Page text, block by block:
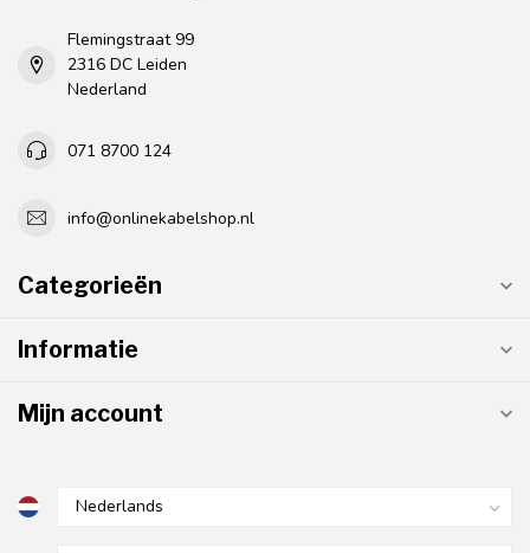
Flemingstraat 99
2316 DC Leiden
Nederland
071 8700 124
info@onlinekabelshop.nl
Categorieën
Informatie
Mijn account